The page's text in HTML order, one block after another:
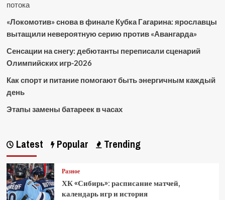
потока
«Локомотив» снова в финале Кубка Гагарина: ярославцы
вытащили невероятную серию против «Авангарда»
Сенсации на снегу: дебютанты переписали сценарий
Олимпийских игр-2026
Как спорт и питание помогают быть энергичным каждый
день
Этапы замены батареек в часах
Latest Popular Trending
Разное
ХК «Сибирь»: расписание матчей,
календарь игр и история